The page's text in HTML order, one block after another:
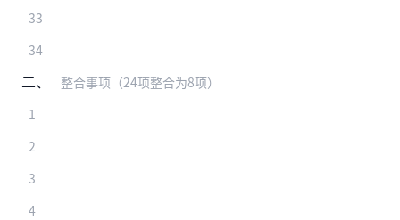
33
34
二、
整合事项（24项整合为8项）
1
2
3
4